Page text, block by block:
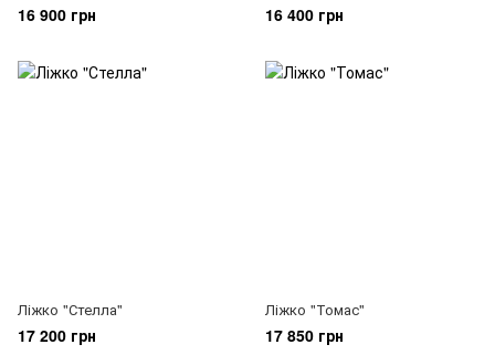
16 900 грн 16 400 грн
Ліжко "Стелла"
17 200 грн
Ліжко "Томас"
17 850 грн